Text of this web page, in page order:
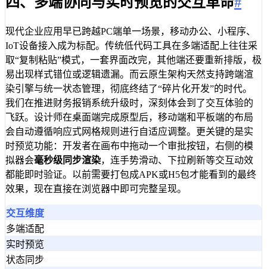
现代企业应用早已跨越PC端单一场景，移动办公、小程序、
IoT设备接入成为标配。传统低代码工具在多端适配上往往采
取“复制粘贴”模式，一套界面改完，其他端还要重新排版，极
易出现样式错位或逻辑遗漏。而云原生架构天然支持跨端渲
染引擎与统一状态管理，彻底终结了“碎片化开发”的时代。
我们在推进财务报销系统升级时，深刻体会到了交互体验的
飞跃。设计师在桌面端完成原型后，移动端和平板端的布局
会自动遵循响应式网格规则进行自适应调整。更关键的是实
时预览功能：开发者在画布中拖动一个审批按钮，右侧的模
拟器会毫秒级同步渲染，连手势滑动、下拉刷新等交互动效
都能即时验证。以前需要打包成APK或H5包才能看到的最终
效果，现在直接在浏览器中即可完整呈现。
交互维度
多端适配
实时预览
状态同步